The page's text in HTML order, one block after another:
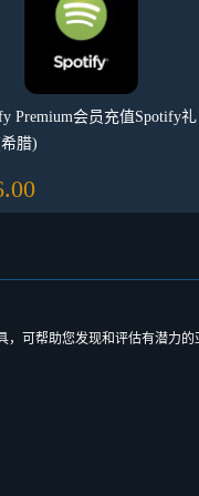
Premium会员充值Spotify礼
腊)
，可帮助您发现和评估有潜力